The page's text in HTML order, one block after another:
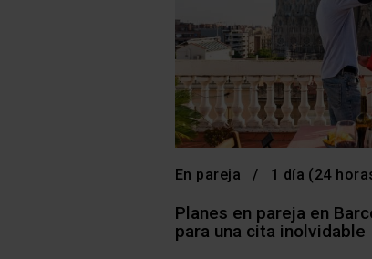
En pareja 1 día (24
Planes en pareja en
para una cita inolvidable